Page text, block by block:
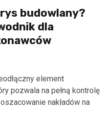
budowlany?
dla
element
pozwala na pełną kontrolę
nakładów na